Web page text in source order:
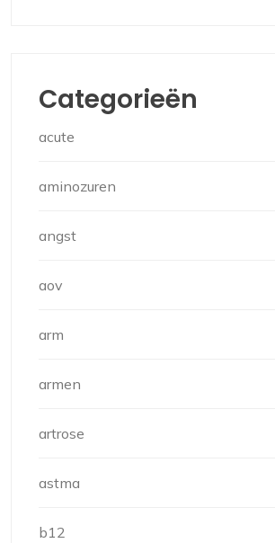
Categorieën
acute
aminozuren
angst
aov
arm
armen
artrose
astma
b12